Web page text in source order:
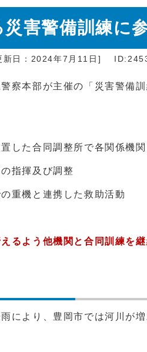
害警備訓練に
新日：2024年7月11日]
察本部が主催の「災害警備
した合同調整所で各関係機
指揮及び調整
重機と連携した救助活動
るよう他機関と合同訓練を継
により、豊岡市では河川が